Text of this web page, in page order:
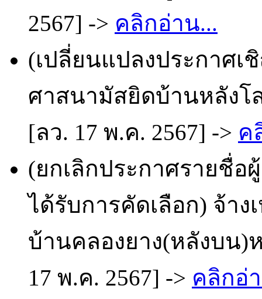
2567] -> คลิกอ่าน...
(เปลี่ยนแปลงประกาศเ
ศาสนามัสยิดบ้านหลังโ
[ลว. 17 พ.ค. 2567] -> ค
(ยกเลิกประกาศรายชื่อ
ได้รับการคัดเลือก) จ้า
บ้านคลองยาง(หลังบน)
17 พ.ค. 2567] -> คลิกอ่